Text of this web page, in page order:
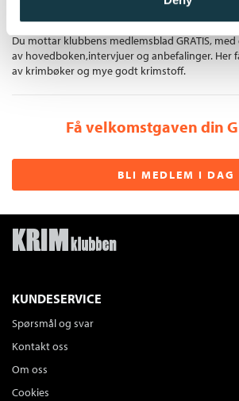
Gratis medlemsblad
Du mottar klubbens medlemsblad GRATIS,
av hovedboken,intervjuer og anbefalinger. Her
av krimbøker og mye godt krimstoff.
Få velkomstgaven din
BLI MEDLEM I DAG
KUNDESERVICE
Spørsmål og svar
Kontakt oss
Om oss
Cookies